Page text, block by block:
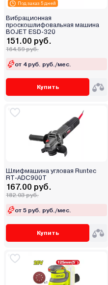
Под заказ 5 дней
Вибрационная
проскошлифовальная машина
BOJET ESD-320
151.00 руб.
164.59 руб.
от 4 руб. руб./мес.
Купить
Шлифмашина угловая Runtec
RT-ADC900T
167.00 руб.
182.03 руб.
от 5 руб. руб./мес.
Купить